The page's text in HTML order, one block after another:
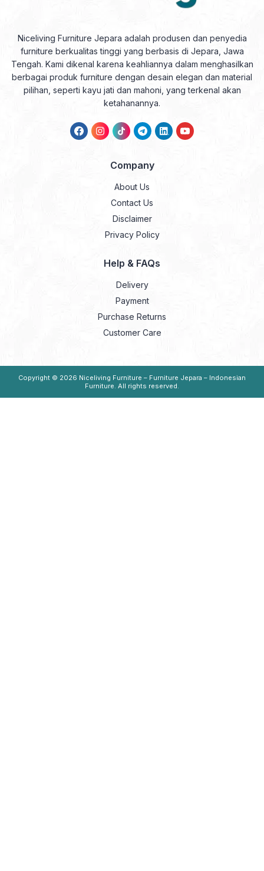
Niceliving Furniture Jepara adalah produsen dan penyedia
furniture berkualitas tinggi yang berbasis di Jepara, Jawa
Tengah. Kami dikenal karena keahliannya dalam menghasilkan
berbagai produk furniture dengan desain elegan dan material
pilihan, seperti kayu jati dan mahoni, yang terkenal akan
ketahanannya.
Company
About Us
Contact Us
Disclaimer
Privacy Policy
Help & FAQs
Delivery
Payment
Purchase Returns
Customer Care
Copyright © 2026 Niceliving Furniture – Furniture Jepara – Indonesian
Furniture. All rights reserved.